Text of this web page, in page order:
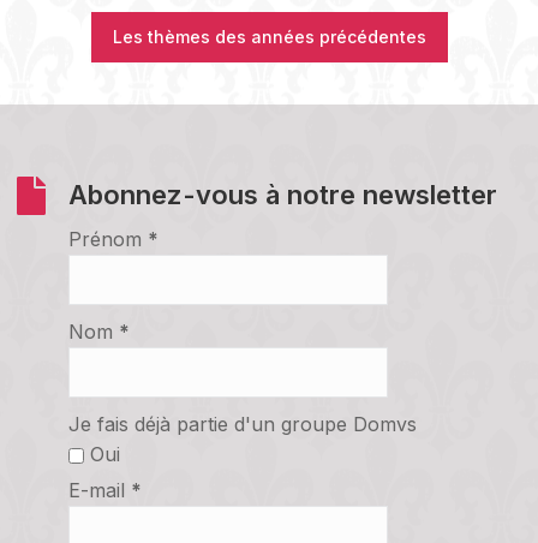
Les thèmes des années précédentes
Abonnez-vous à notre newsletter
Prénom *
Nom *
Je fais déjà partie d'un groupe Domvs
Oui
E-mail *